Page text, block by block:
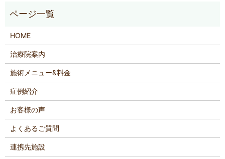
HOME
治療院案内
施術メニュー&料金
症例紹介
お客様の声
よくあるご質問
連携先施設